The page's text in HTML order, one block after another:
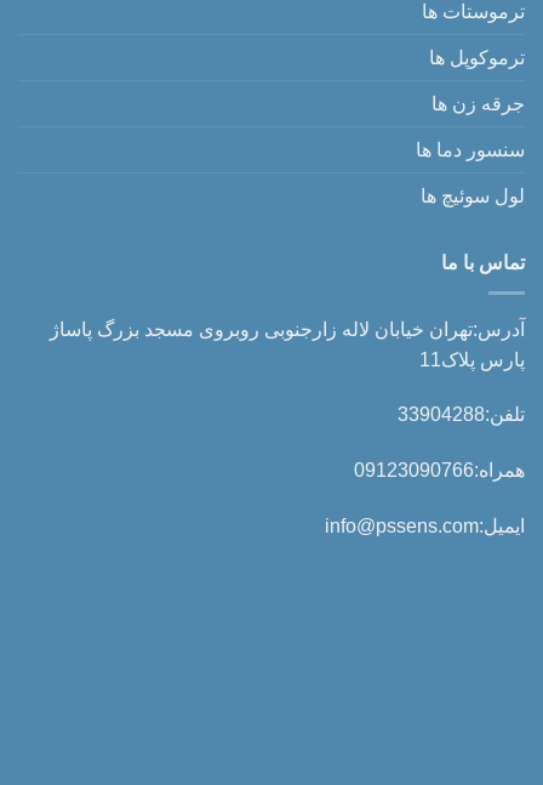
ترموستات ها
ترموکوپل ها
جرقه زن ها
سنسور دما ها
لول سوئیچ ها
تماس با ما
آدرس:تهران خیابان لاله زارجنوبی روبروی مسجد بزرگ پاساژ
پارس پلاک11
تلفن:33904288
همراه:09123090766
ایمیل:info@pssens.com